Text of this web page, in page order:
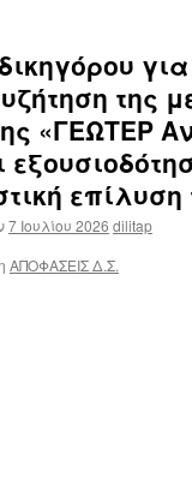
της
«ΓΕΩΤΕΡ
7 Ιουλίου 2026 dilitap
ΑΠΟΦΑΣΕΙΣ Δ.Σ.